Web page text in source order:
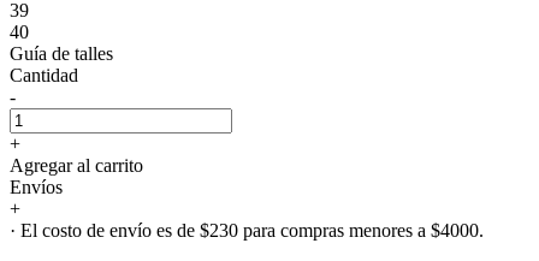
39
40
Guía de talles
Cantidad
-
+
Agregar al carrito
Envíos
+
· El costo de envío es de $230 para compras menores a $4000.